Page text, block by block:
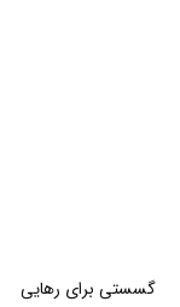
گسستی برای رهایی